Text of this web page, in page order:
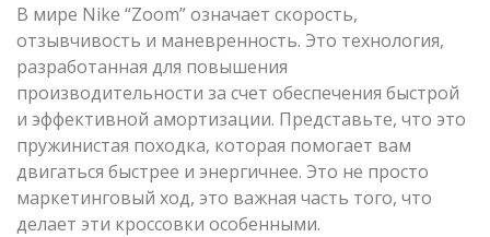
В мире Nike “Zoom” означает скорость,
отзывчивость и маневренность. Это технология,
разработанная для повышения
производительности за счет обеспечения быстрой
и эффективной амортизации. Представьте, что это
пружинистая походка, которая помогает вам
двигаться быстрее и энергичнее. Это не просто
маркетинговый ход, это важная часть того, что
делает эти кроссовки особенными.